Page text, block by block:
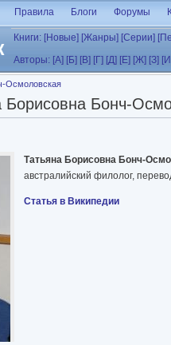
Правила Блоги Форумы
Книги: [Новые] [Жанры] [Серии]
Авторы: [А] [Б] [В] [Г] [Д] [Е] [Ж] [З]
Осмоловская
Борисовна Бонч-
Татьяна Борисовна Бонч-
австралийский филолог,
Статья в Википедии